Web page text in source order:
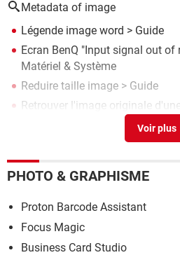
Metadata of image
Légende image word > Guide
Ecran BenQ "Input signal out of
Matériel & Système
Reduire taille image > Guide
Retrouver l'image originale
PHOTO & GRAPHISME
Proton Barcode Assistant
Focus Magic
Business Card Studio